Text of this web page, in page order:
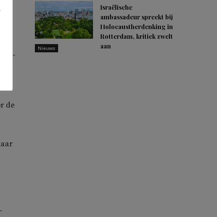
de
Nieuws
Israëlische
ambassadeur spreekt bij
Holocaustherdenking in
Rotterdam, kritiek zwelt
aan